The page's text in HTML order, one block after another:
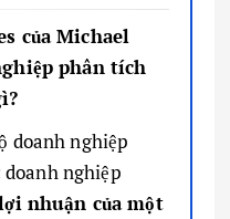
của Michael
phân tích
doanh nghiệp
doanh nghiệp
nhuận của một